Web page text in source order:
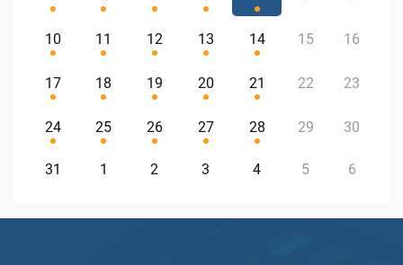
10 11 12 13 14 15 16
17 18 19 20 21 22 23
24 25 26 27 28 29 30
31 1 2 3 4 5 6